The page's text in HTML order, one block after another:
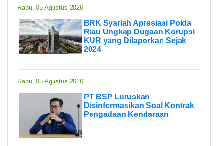
Rabu, 05 Agustus 2026
BRK Syariah Apresiasi Polda
Riau Ungkap Dugaan Korupsi
KUR yang Dilaporkan Sejak
2024
Rabu, 05 Agustus 2026
PT BSP Luruskan
Disinformasikan Soal Kontrak
Pengadaan Kendaraan